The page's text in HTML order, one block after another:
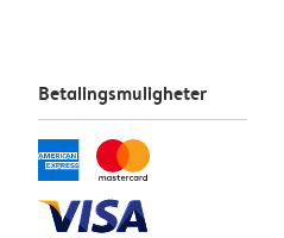
Betalingsmuligheter